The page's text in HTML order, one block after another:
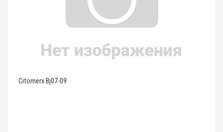
Citomerx Bj07-09